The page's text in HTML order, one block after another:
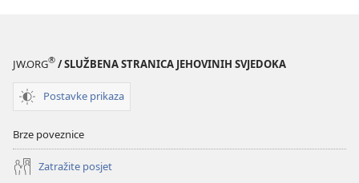
JW.ORG® / SLUŽBENA STRANICA JEHOVINIH SVJEDOKA
Postavke prikaza
Brze poveznice
Zatražite posjet